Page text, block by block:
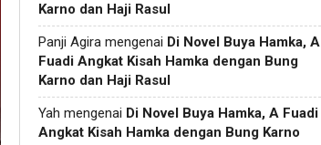
Karno dan Haji Rasul
Panji Agira mengenai Di Novel Buya Hamka, A
Fuadi Angkat Kisah Hamka dengan Bung
Karno dan Haji Rasul
Yah mengenai Di Novel Buya Hamka, A Fuadi
Angkat Kisah Hamka dengan Bung Karno